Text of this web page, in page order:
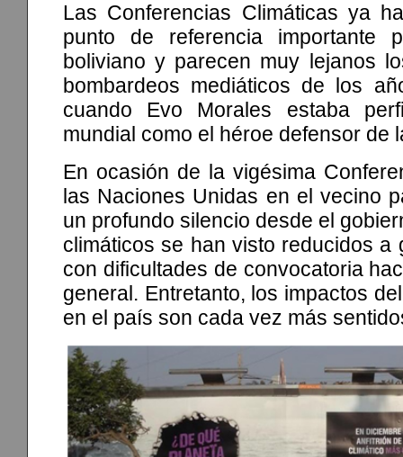
Las Conferencias Climáticas ya
punto de referencia importante
boliviano y parecen muy lejanos
bombardeos mediáticos de los
cuando Evo Morales estaba
mundial como el héroe defensor de
En ocasión de la vigésima
las Naciones Unidas en el vecino
un profundo silencio desde el
climáticos se han visto reducidos a
con dificultades de convocatoria
general. Entretanto, los impactos
en el país son cada vez más